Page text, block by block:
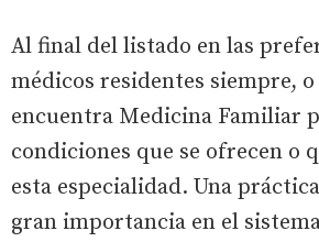
Al final del listado en las
médicos residentes siempre,
encuentra Medicina Familiar
condiciones que se ofrecen o
esta especialidad. Una
gran importancia en el